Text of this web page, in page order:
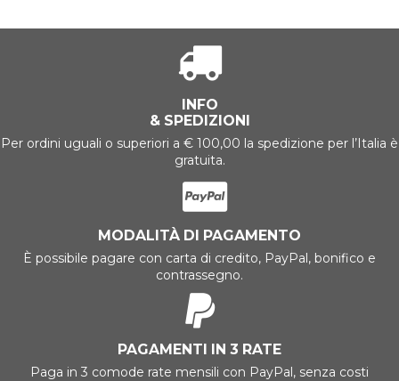
INFO
& SPEDIZIONI
Per ordini uguali o superiori a € 100,00 la spedizione per l’Italia è
gratuita.
MODALITÀ DI PAGAMENTO
È possibile pagare con carta di credito, PayPal, bonifico e
contrassegno.
PAGAMENTI IN 3 RATE
Paga in 3 comode rate mensili con PayPal, senza costi